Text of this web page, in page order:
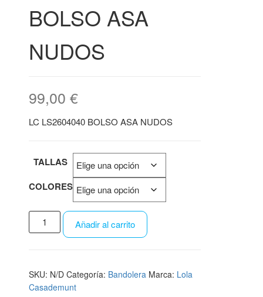
BOLSO ASA
NUDOS
99,00 €
LC LS2604040 BOLSO ASA NUDOS
TALLAS
COLORES
Añadir al carrito
SKU: N/D Categoría: Bandolera Marca: Lola
Casademunt